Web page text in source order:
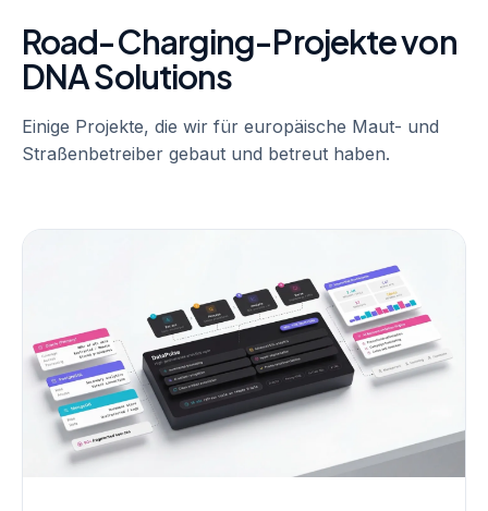
Road-Charging-Projekte von
DNA Solutions
Einige Projekte, die wir für europäische Maut- und
Straßenbetreiber gebaut und betreut haben.